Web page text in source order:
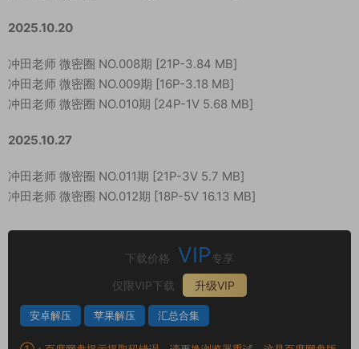
2025.10.20
冲田老师 微密圈 NO.008期 [21P-3.84 MB]
冲田老师 微密圈 NO.009期 [16P-3.18 MB]
冲田老师 微密圈 NO.010期 [24P-1V 5.68 MB]
2025.10.27
冲田老师 微密圈 NO.011期 [21P-3V 5.7 MB]
冲田老师 微密圈 NO.012期 [18P-5V 16.13 MB]
下载价格 VIP 专享
仅限VIP下载
升级VIP
安卓解压 苹果解压 汇总合集